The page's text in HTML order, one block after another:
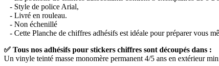
- Style de police Arial,
- Livré en rouleau.
- Non échenillé
- Cette Planche de chiffres adhésifs est idéale pour préparer vous
✅ Tous nos adhésifs pour stickers chiffres sont découpés dans :
Un vinyle teinté masse monomère permanent 4/5 ans en extérieur